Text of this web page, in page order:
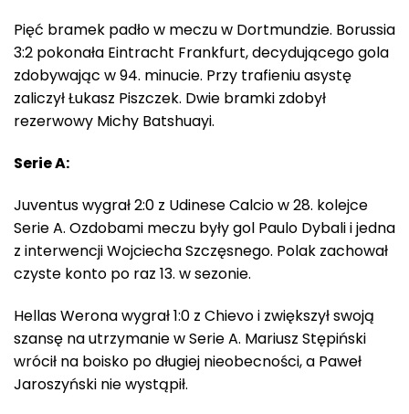
Pięć bramek padło w meczu w Dortmundzie. Borussia
3:2 pokonała Eintracht Frankfurt, decydującego gola
zdobywając w 94. minucie. Przy trafieniu asystę
zaliczył Łukasz Piszczek. Dwie bramki zdobył
rezerwowy Michy Batshuayi.
Serie A:
Juventus wygrał 2:0 z Udinese Calcio w 28. kolejce
Serie A. Ozdobami meczu były gol Paulo Dybali i jedna
z interwencji Wojciecha Szczęsnego. Polak zachował
czyste konto po raz 13. w sezonie.
Hellas Werona wygrał 1:0 z Chievo i zwiększył swoją
szansę na utrzymanie w Serie A. Mariusz Stępiński
wrócił na boisko po długiej nieobecności, a Paweł
Jaroszyński nie wystąpił.